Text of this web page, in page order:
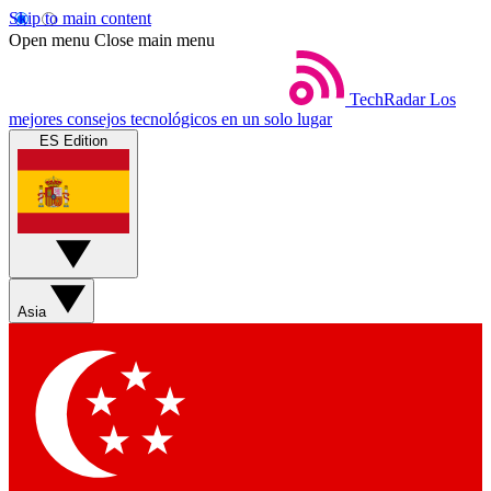
Skip to main content
Open menu Close main menu
TechRadar Los
mejores consejos tecnológicos en un solo lugar
ES Edition
Asia